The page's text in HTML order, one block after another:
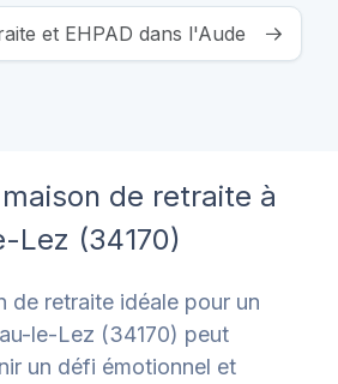
et EHPAD dans l'Aude
de retraite à
Lez (34170)
de retraite idéale pour un
le-Lez (34170) peut
un défi émotionnel et